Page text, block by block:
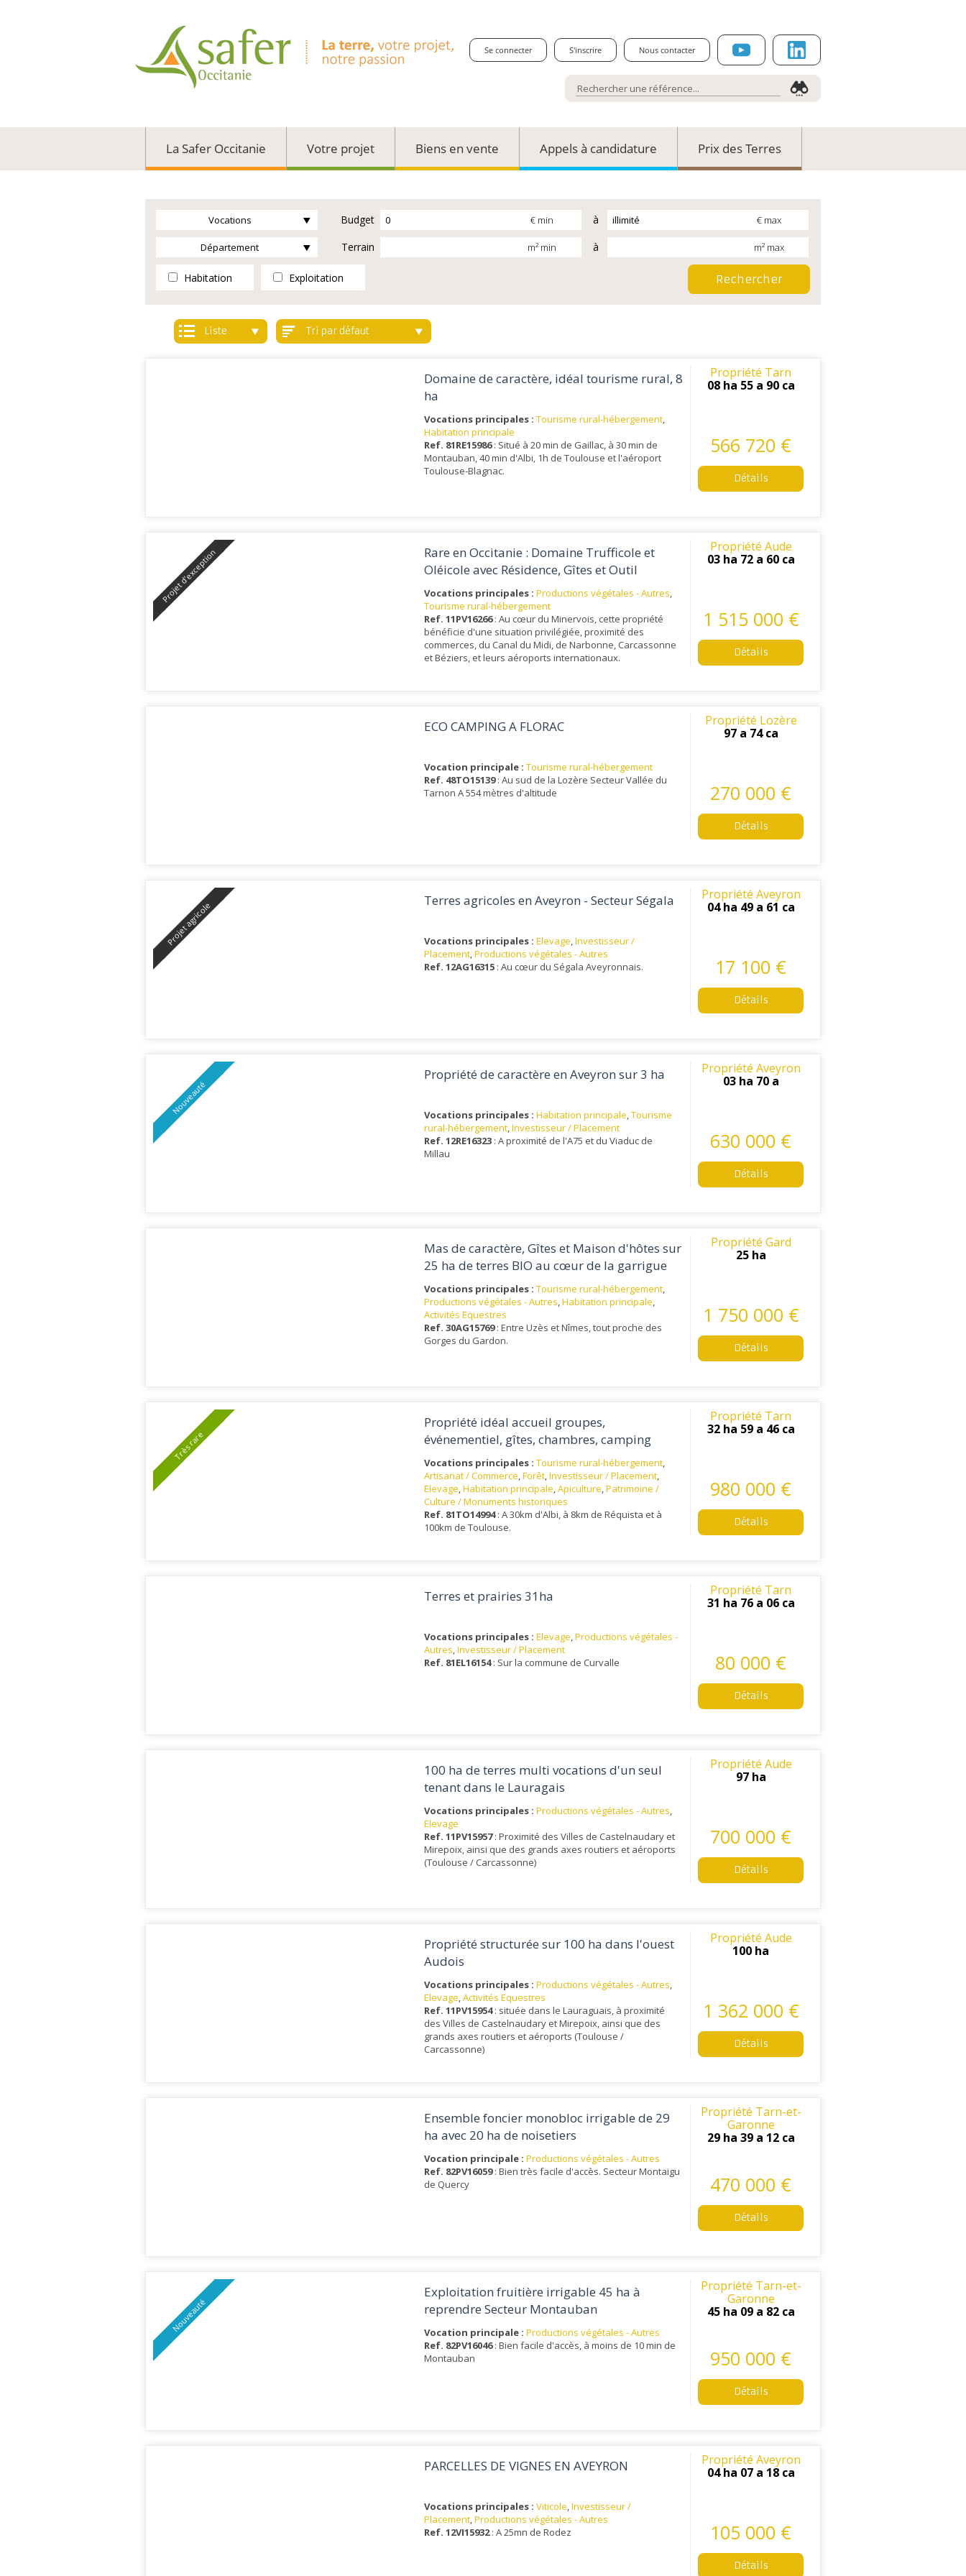
Se connecter S'inscrire Nous contacter
La Safer Occitanie Votre projet Biens en vente Appels à candidature Prix des Terres
Vocations
Département
Budget € min à € max
Terrain m² min à m² max
Habitation Exploitation
liste tri par défaut
Domaine de caractère, idéal tourisme rural, 8
ha
Vocations principales : Tourisme rural-hébergement,
Habitation principale
Ref. 81RE15986: Situé à 20 min de Gaillac, à 30 min de
Montauban, 40 min d'Albi, 1h de Toulouse et l'aéroport
Toulouse-Blagnac.
Propriété Tarn
08 ha 55 a 90 ca
566 720 €
Détails
Projet d’exception
Rare en Occitanie : Domaine Trufficole et
Oléicole avec Résidence, Gîtes et Outil
d’Exploitation Complet
Vocations principales : Productions végétales - Autres,
Tourisme rural-hébergement
Ref. 11PV16266: Au cœur du Minervois, cette propriété
bénéficie d'une situation privilégiée, proximité des
commerces, du Canal du Midi, de Narbonne, Carcassonne
et Béziers, et leurs aéroports internationaux.
Propriété Aude
03 ha 72 a 60 ca
1 515 000 €
Détails
ECO CAMPING A FLORAC
Vocation principale : Tourisme rural-hébergement
Ref. 48TO15139: Au sud de la Lozère Secteur Vallée du
Tarnon A 554 mètres d'altitude
Propriété Lozère
97 a 74 ca
270 000 €
Détails
Projet agricole Terres agricoles en Aveyron - Secteur Ségala
Vocations principales : Elevage,Investisseur /
Placement,Productions végétales - Autres
Ref. 12AG16315 : Au cœur du Ségala Aveyronnais.
Propriété Aveyron
04 ha 49 a 61 ca
17 100 €
Détails
Nouveauté
Propriété de caractère en Aveyron sur 3 ha
Vocations principales : Habitation principale,Tourisme
rural-hébergement,Investisseur / Placement
Ref. 12RE16323 : A proximité de l'A75 et du Viaduc de
Millau
Propriété Aveyron
03 ha 70 a
630 000 €
Détails
Mas de caractère, Gîtes et Maison d'hôtes sur
25 ha de terres BIO au cœur de la garrigue
Vocations principales : Tourisme rural-hébergement,
Productions végétales - Autres,Habitation principale,
Activités Equestres
Ref. 30AG15769: Entre Uzès et Nîmes, tout proche des
Gorges du Gardon.
Propriété Gard
25 ha
1 750 000 €
Détails
Très rare
Propriété idéal accueil groupes,
événementiel, gîtes, chambres, camping
TARN
Vocations principales : Tourisme rural-hébergement,
Artisanat / Commerce,Forêt,Investisseur / Placement,
Elevage,Habitation principale,Apiculture,Patrimoine /
Culture / Monuments historiques
Ref. 81TO14994: A 30km d'Albi, à 8km de Réquista et à
100km de Toulouse.
Propriété Tarn
32 ha 59 a 46 ca
980 000 €
Détails
Terres et prairies 31ha
Vocations principales : Elevage,Productions végétales -
Autres,Investisseur / Placement
Ref. 81EL16154: Sur la commune de Curvalle
Propriété Tarn
31 ha 76 a 06 ca
80 000 €
Détails
100 ha de terres multi vocations d'un seul
tenant dans le Lauragais
Vocations principales : Productions végétales - Autres,
Elevage
Ref. 11PV15957: Proximité des Villes de Castelnaudary et
Mirepoix, ainsi que des grands axes routiers et aéroports
(Toulouse / Carcassonne)
Propriété Aude
97 ha
700 000 €
Détails
Propriété structurée sur 100 ha dans l'ouest
Audois
Vocations principales : Productions végétales - Autres,
Elevage,Activités Equestres
Ref. 11PV15954: située dans le Lauraguais, à proximité
des Villes de Castelnaudary et Mirepoix, ainsi que des
grands axes routiers et aéroports (Toulouse /
Carcassonne)
Propriété Aude
100 ha
1 362 000 €
Détails
Ensemble foncier monobloc irrigable de 29
ha avec 20 ha de noisetiers
Vocation principale : Productions végétales - Autres
Ref. 82PV16059: Bien très facile d'accès. Secteur Montaigu
de Quercy
Propriété Tarn-et-
Garonne
29 ha 39 a 12 ca
470 000 €
Détails
Nouveauté
Exploitation fruitière irrigable 45 ha à
reprendre Secteur Montauban
Vocation principale : Productions végétales - Autres
Ref. 82PV16046: Bien facile d'accès, à moins de 10 min de
Montauban
Propriété Tarn-et-
Garonne
45 ha 09 a 82 ca
950 000 €
Détails
PARCELLES DE VIGNES EN AVEYRON
Vocations principales : Viticole,Investisseur /
Placement,Productions végétales - Autres
Ref. 12VI15932: A 25mn de Rodez
Propriété Aveyron
04 ha 07 a 18 ca
105 000 €
Détails